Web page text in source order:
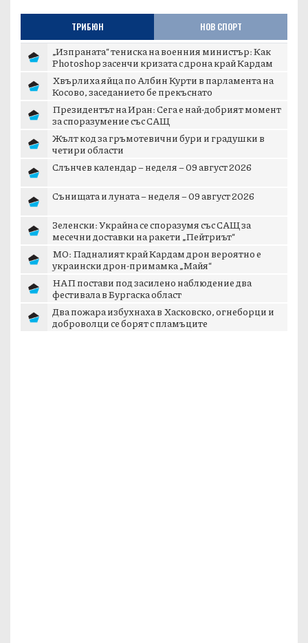
ТРИБЮН НОВ СПОРТ
„Изпраната“ тениска на военния министър: Как
Photoshop засенчи кризата с дрона край Кардам
Хвърлиха яйца по Албин Курти в парламента на
Косово, заседанието бе прекъснато
Президентът на Иран: Сега е най-добрият момент
за споразумение със САЩ
Жълт код за гръмотевични бури и градушки в
четири области
Слънчев календар – неделя – 09 август 2026
Сънищата и луната – неделя – 09 август 2026
Зеленски: Украйна се споразумя със САЩ за
месечни доставки на ракети „Пейтриът“
МО: Падналият край Кардам дрон вероятно е
украински дрон-примамка „Майя“
НАП постави под засилено наблюдение два
фестивала в Бургаска област
Два пожара избухнаха в Хасковско, огнеборци и
доброволци се борят с пламъците